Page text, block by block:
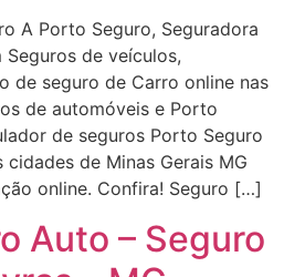
A Porto Seguro, Seguradora
de veículos,
de seguro de Carro online nas
de automóveis e Porto
de seguros Porto Seguro
de Minas Gerais MG
online. Confira! Seguro […]
Auto – Seguro